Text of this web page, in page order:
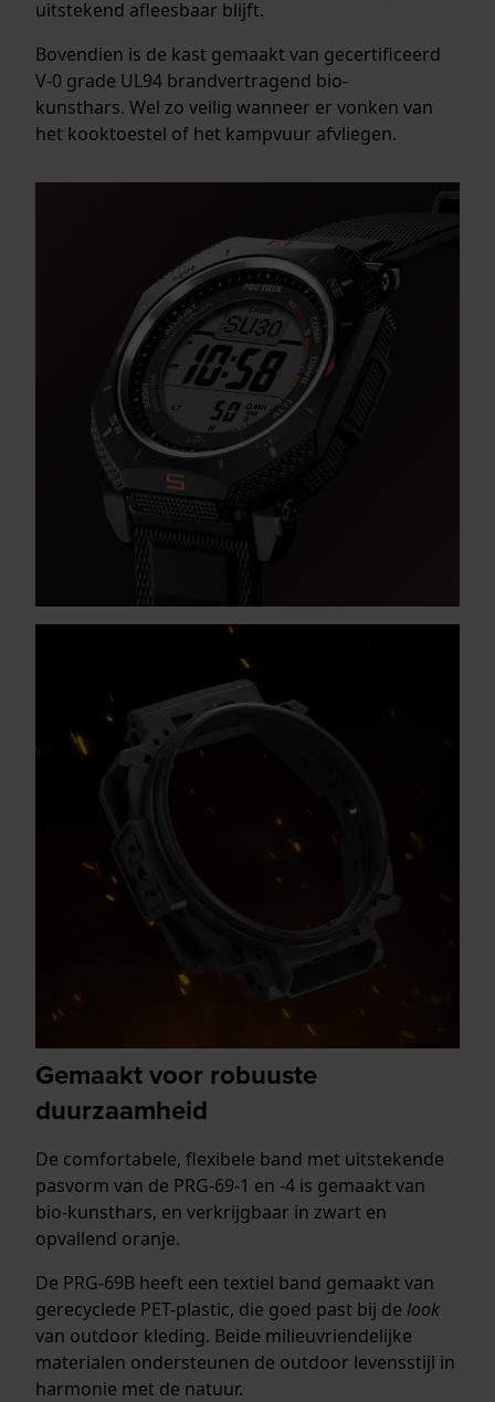
uitstekend afleesbaar blijft.
Bovendien is de kast gemaakt van gecertificeerd
V-0 grade UL94 brandvertragend bio-
kunsthars. Wel zo veilig wanneer er vonken van
het kooktoestel of het kampvuur afvliegen.
Gemaakt voor robuuste
duurzaamheid
De comfortabele, flexibele band met uitstekende
pasvorm van de PRG-69-1 en -4 is gemaakt van
bio-kunsthars, en verkrijgbaar in zwart en
opvallend oranje.
De PRG-69B heeft een textiel band gemaakt van
gerecyclede PET-plastic, die goed past bij de look
van outdoor kleding. Beide milieuvriendelijke
materialen ondersteunen de outdoor levensstijl in
harmonie met de natuur.